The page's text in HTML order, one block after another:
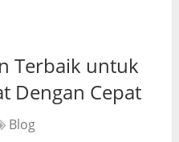
Terbaik untuk
Dengan Cepat
Blog